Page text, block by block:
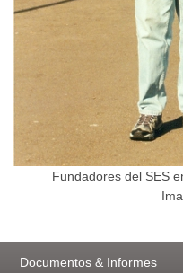
Fundadores del SES
Documentos & Informes